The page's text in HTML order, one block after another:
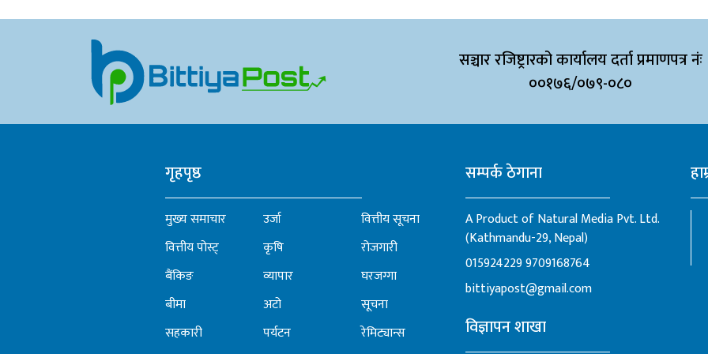
। ढुङ्गा र माटोले बनेका पुराना
दाउरामा व्यस्त हुने ग्रामीण
जीवन यहाँको परिचय ह...
सञ्चार रजिष्ट्रारको कार्यालय दर्ता प्रमाणपत्र नंः
००१७६/०७९-०८०
गृहपृष्ठ
मुख्य समाचार
वित्तीय पोस्ट्
बैंकिङ
बीमा
सहकारी
उर्जा
कृषि
व्यापार
अटो
पर्यटन
वित्तीय सूचना
रोजगारी
घरजग्गा
सूचना
रेमिट्यान्स
सम्पर्क ठेगाना
A Product of Natural Media Pvt. Ltd.
(Kathmandu-29, Nepal)
0159242299709168764
bittiyapost@gmail.com
विज्ञापन शाखा